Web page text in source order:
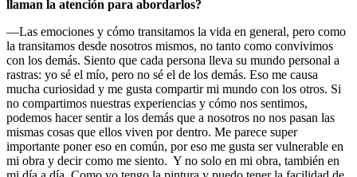
llaman la atención para abordarlos?
—Las emociones y cómo transitamos la vida en general, pero como
la transitamos desde nosotros mismos, no tanto como convivimos
con los demás. Siento que cada persona lleva su mundo personal a
rastras: yo sé el mío, pero no sé el de los demás. Eso me causa
mucha curiosidad y me gusta compartir mi mundo con los otros. Si
no compartimos nuestras experiencias y cómo nos sentimos,
podemos hacer sentir a los demás que a nosotros no nos pasan las
mismas cosas que ellos viven por dentro. Me parece super
importante poner eso en común, por eso me gusta ser vulnerable en
mi obra y decir como me siento. Y no solo en mi obra, también en